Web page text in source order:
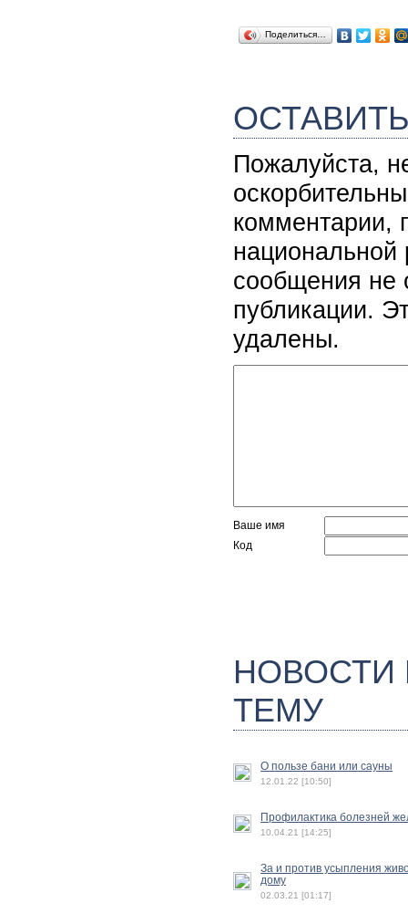
Поделиться…
Пожалуйста,
комментарии,
национальной
сообщения не
публикации.
удалены.
Ваше имя
Код
ТЕМУ
О пользе бани или сауны
12.01.22 [10:50]
Профилактика болезней
10.04.21 [14:25]
За и против усыпления
дому
02.03.21 [01:17]